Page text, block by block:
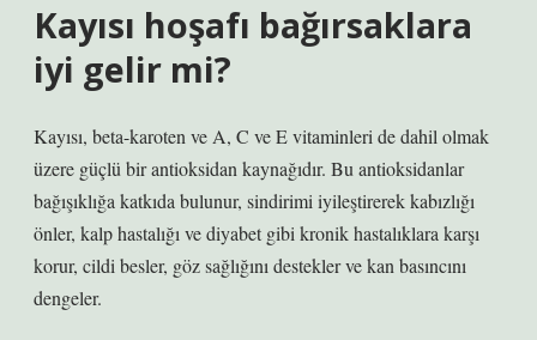
Kayısı hoşafı bağırsaklara
iyi gelir mi?
Kayısı, beta-karoten ve A, C ve E vitaminleri de dahil olmak
üzere güçlü bir antioksidan kaynağıdır. Bu antioksidanlar
bağışıklığa katkıda bulunur, sindirimi iyileştirerek kabızlığı
önler, kalp hastalığı ve diyabet gibi kronik hastalıklara karşı
korur, cildi besler, göz sağlığını destekler ve kan basıncını
dengeler.